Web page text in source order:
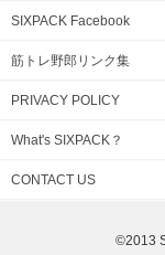
SIXPACK Facebook
筋トレ野郎リンク集
PRIVACY POLICY
What's SIXPACK？
CONTACT US
©2013